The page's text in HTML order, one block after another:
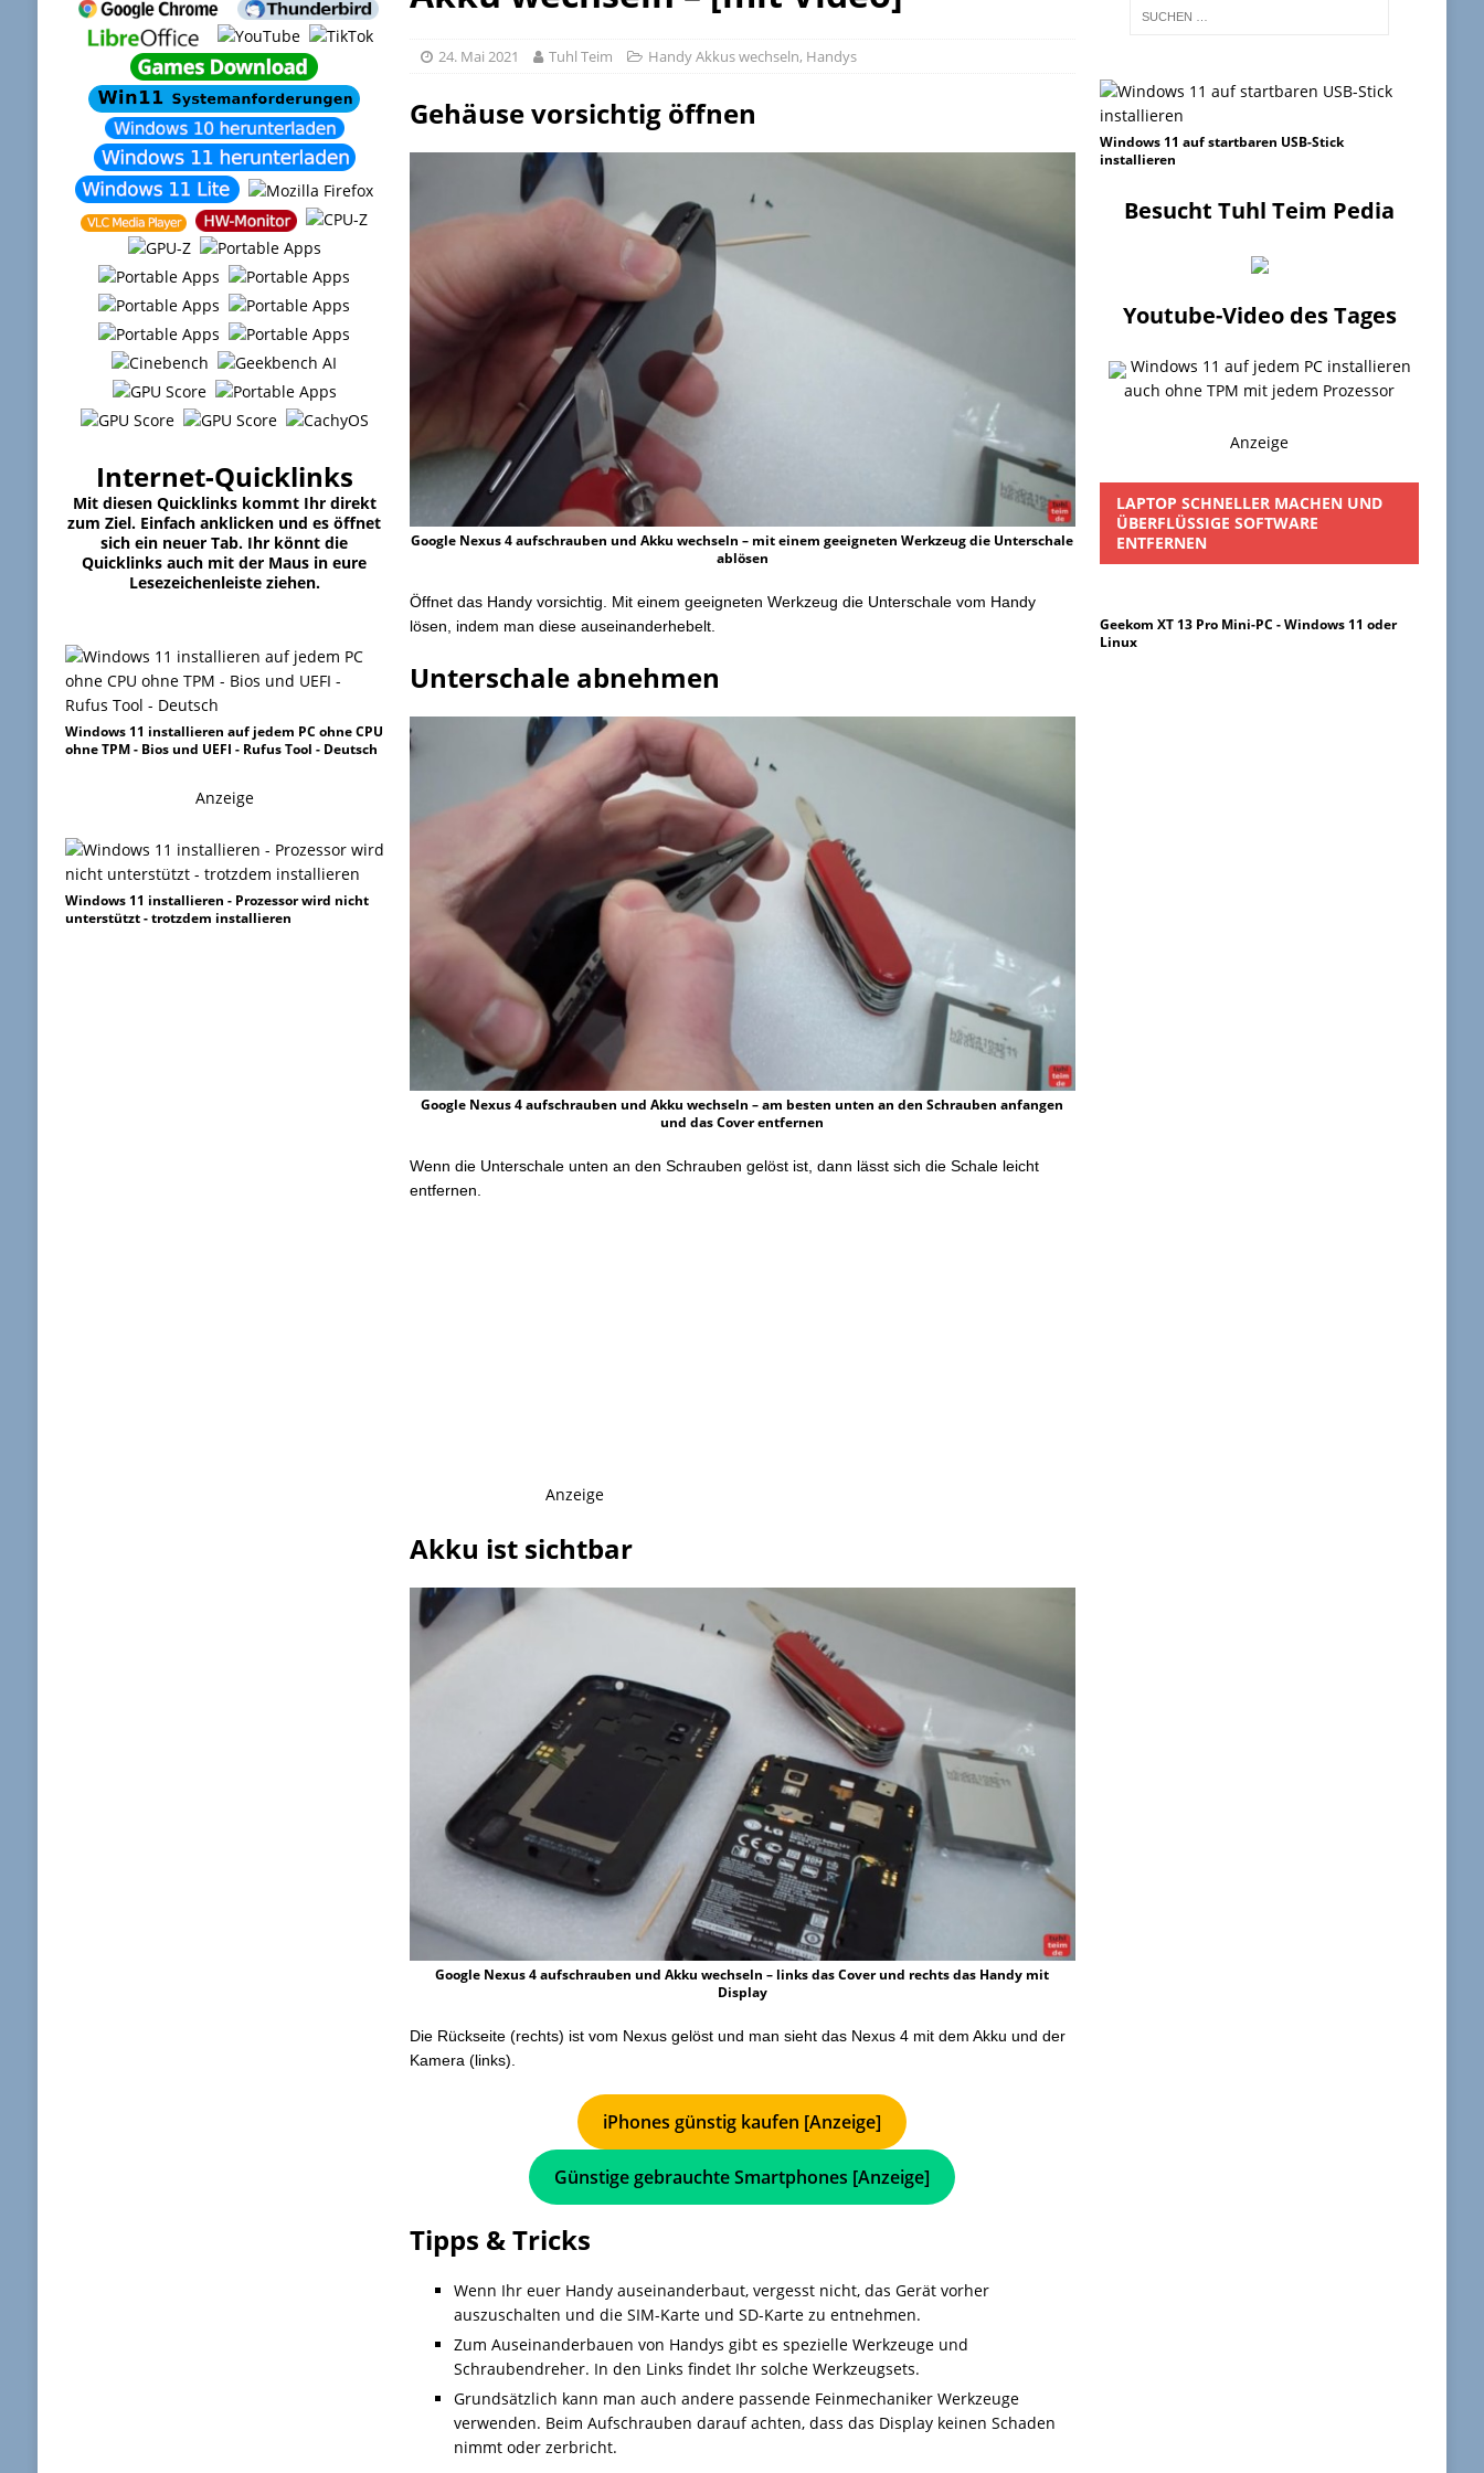
24. Mai 2021 Tuhl Teim Handy Akkus wechseln, Handys
Gehäuse vorsichtig öffnen
Google Nexus 4 aufschrauben und Akku wechseln – mit einem geeigneten Werkzeug die Unterschale
ablösen
Öffnet das Handy vorsichtig. Mit einem geeigneten Werkzeug die Unterschale vom Handy
lösen, indem man diese auseinanderhebelt.
Unterschale abnehmen
Google Nexus 4 aufschrauben und Akku wechseln – am besten unten an den Schrauben anfangen
und das Cover entfernen
Wenn die Unterschale unten an den Schrauben gelöst ist, dann lässt sich die Schale leicht
entfernen.
Anzeige
Akku ist sichtbar
Google Nexus 4 aufschrauben und Akku wechseln – links das Cover und rechts das Handy mit
Display
Die Rückseite (rechts) ist vom Nexus gelöst und man sieht das Nexus 4 mit dem Akku und der
Kamera (links).
iPhones günstig kaufen [Anzeige]
Günstige gebrauchte Smartphones [Anzeige]
Tipps & Tricks
Wenn Ihr euer Handy auseinanderbaut, vergesst nicht, das Gerät vorher
auszuschalten und die SIM-Karte und SD-Karte zu entnehmen.
Zum Auseinanderbauen von Handys gibt es spezielle Werkzeuge und
Schraubendreher. In den Links findet Ihr solche Werkzeugsets.
Grundsätzlich kann man auch andere passende Feinmechaniker Werkzeuge
verwenden. Beim Aufschrauben darauf achten, dass das Display keinen Schaden
nimmt oder zerbricht.
Internet-Quicklinks
Mit diesen Quicklinks kommt Ihr direkt
zum Ziel. Einfach anklicken und es öffnet
sich ein neuer Tab. Ihr könnt die
Quicklinks auch mit der Maus in eure
Lesezeichenleiste ziehen.
Windows 11 installieren auf jedem PC ohne CPU
ohne TPM - Bios und UEFI - Rufus Tool - Deutsch
Anzeige
Windows 11 installieren - Prozessor wird nicht
unterstützt - trotzdem installieren
Windows 11 auf startbaren USB-Stick
installieren
Besucht Tuhl Teim Pedia
Youtube-Video des Tages
Windows 11 auf jedem PC installieren
auch ohne TPM mit jedem Prozessor
Anzeige
LAPTOP SCHNELLER MACHEN UND
ÜBERFLÜSSIGE SOFTWARE
ENTFERNEN
Geekom XT 13 Pro Mini-PC - Windows 11 oder
Linux